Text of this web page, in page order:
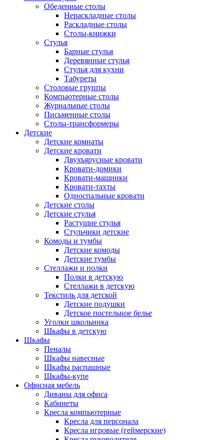
Обеденные столы
Нераскладные столы
Раскладные столы
Столы-книжки
Стулья
Барные стулья
Деревянные стулья
Стулья для кухни
Табуреты
Столовые группы
Компьютерные столы
Журнальные столы
Письменные столы
Столы-трансформеры
Детские
Детские комнаты
Детские кровати
Двухъярусные кровати
Кровати-домики
Кровати-машинки
Кровати-тахты
Односпальные кровати
Детские столы
Детские стулья
Растущие стулья
Стульчики детские
Комоды и тумбы
Детские комоды
Детские тумбы
Стеллажи и полки
Полки в детскую
Стеллажи в детскую
Текстиль для детской
Детские подушки
Детское постельное белье
Уголки школьника
Шкафы в детскую
Шкафы
Пеналы
Шкафы навесные
Шкафы распашные
Шкафы-купе
Офисная мебель
Диваны для офиса
Кабинеты
Кресла компьютерные
Кресла для персонала
Кресла игровые (геймерские)